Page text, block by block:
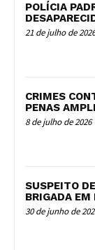
POLÍCIA
21 de julho de 2026
CRIMES
PENAS
8 de julho de 2026
SUSPEITO
BRIGADA EM
30 de junho de